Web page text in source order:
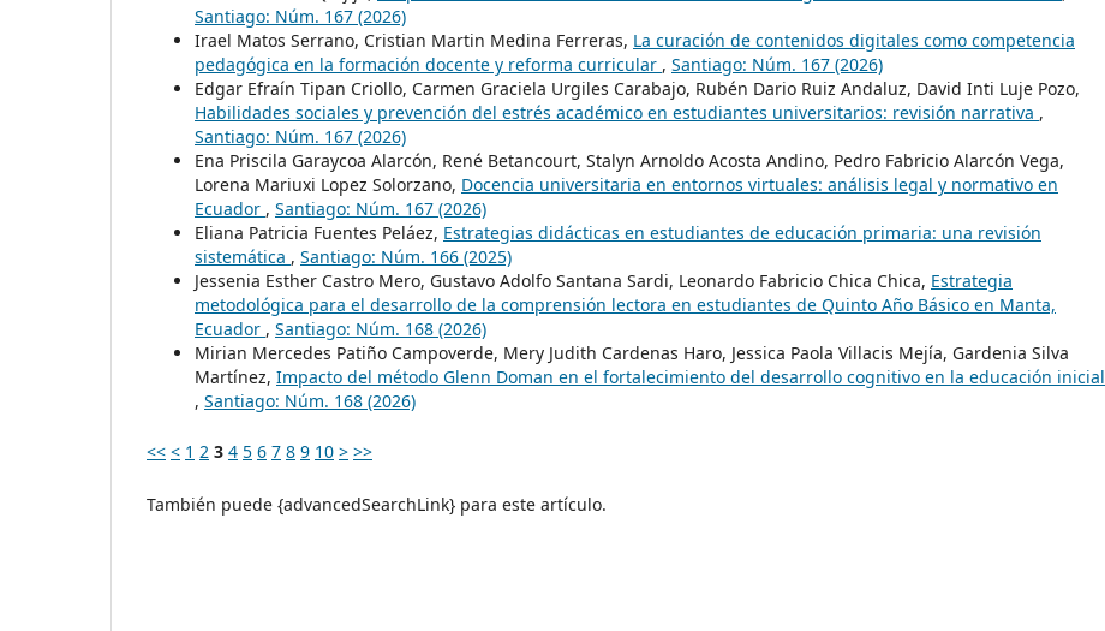
Santiago: Núm. 167 (2026)
Irael Matos Serrano, Cristian Martin Medina Ferreras, La curación de contenidos digitales como competencia
pedagógica en la formación docente y reforma curricular , Santiago: Núm. 167 (2026)
Edgar Efraín Tipan Criollo, Carmen Graciela Urgiles Carabajo, Rubén Dario Ruiz Andaluz, David Inti Luje Pozo,
Habilidades sociales y prevención del estrés académico en estudiantes universitarios: revisión narrativa ,
Santiago: Núm. 167 (2026)
Ena Priscila Garaycoa Alarcón, René Betancourt, Stalyn Arnoldo Acosta Andino, Pedro Fabricio Alarcón Vega,
Lorena Mariuxi Lopez Solorzano, Docencia universitaria en entornos virtuales: análisis legal y normativo en
Ecuador , Santiago: Núm. 167 (2026)
Eliana Patricia Fuentes Peláez, Estrategias didácticas en estudiantes de educación primaria: una revisión
sistemática , Santiago: Núm. 166 (2025)
Jessenia Esther Castro Mero, Gustavo Adolfo Santana Sardi, Leonardo Fabricio Chica Chica, Estrategia
metodológica para el desarrollo de la comprensión lectora en estudiantes de Quinto Año Básico en Manta,
Ecuador , Santiago: Núm. 168 (2026)
Mirian Mercedes Patiño Campoverde, Mery Judith Cardenas Haro, Jessica Paola Villacis Mejía, Gardenia Silva
Martínez, Impacto del método Glenn Doman en el fortalecimiento del desarrollo cognitivo en la educación inicial
, Santiago: Núm. 168 (2026)
<< < 1 2 3 4 5 6 7 8 9 10 > >>
También puede {advancedSearchLink} para este artículo.